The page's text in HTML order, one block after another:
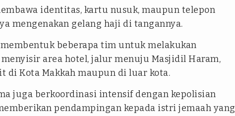
identitas, kartu nusuk, maupun telepon
mengenakan gelang haji di tangannya.
beberapa tim untuk melakukan
area hotel, jalur menuju Masjidil Haram,
di Kota Makkah maupun di luar kota.
juga berkoordinasi intensif dengan kepolisian
pendampingan kepada istri jemaah yang